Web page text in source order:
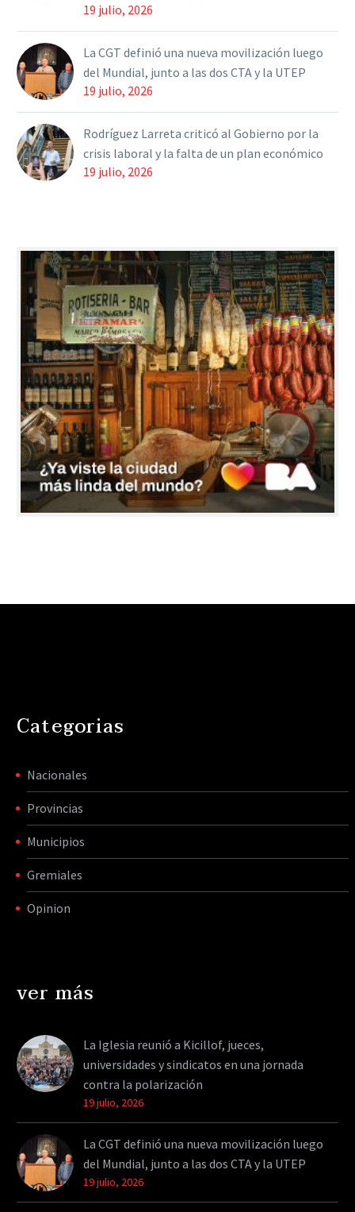
19 julio, 2026
La CGT definió una nueva movilización luego
del Mundial, junto a las dos CTA y la UTEP
19 julio, 2026
Rodríguez Larreta criticó al Gobierno por la
crisis laboral y la falta de un plan económico
19 julio, 2026
Categorias
Nacionales
Provincias
Municipios
Gremiales
Opinion
ver más
La Iglesia reunió a Kicillof, jueces,
universidades y sindicatos en una jornada
contra la polarización
19 julio, 2026
La CGT definió una nueva movilización luego
del Mundial, junto a las dos CTA y la UTEP
19 julio, 2026